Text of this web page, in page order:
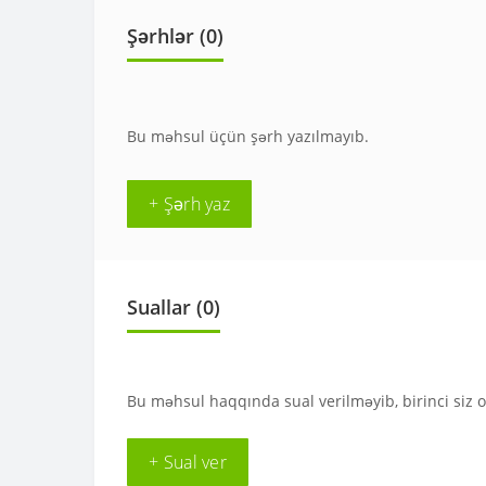
Şərhlər (0)
Bu məhsul üçün şərh yazılmayıb.
+ Şərh yaz
Suallar (0)
Bu məhsul haqqında sual verilməyib, birinci siz
+ Sual ver